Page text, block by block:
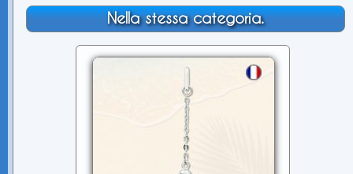
Nella stessa categoria.